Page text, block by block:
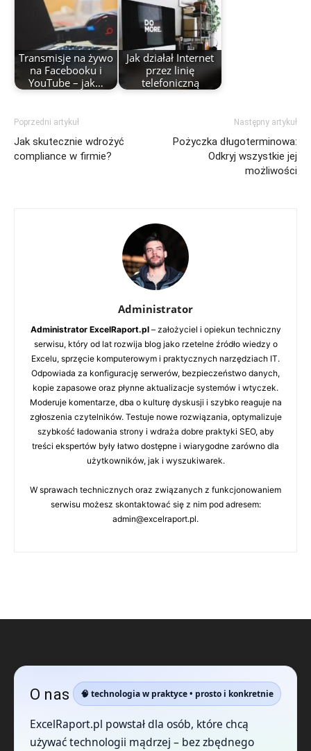
Transmisje na żywo
na Facebooku i
YouTube – jak…
Jak działał Internet
przez linię
telefoniczną
Poprzedni artykuł
Jak skutecznie wdrożyć
compliance w firmie?
Następny artykuł
Pożyczka długoterminowa:
Odkryj wszystkie jej
możliwości
Administrator
Administrator ExcelRaport.pl– założyciel i opiekun techniczny
serwisu, który od lat rozwija blog jako rzetelne źródło wiedzy o
Excelu, sprzęcie komputerowym i praktycznych narzędziach IT.
Odpowiada za konfigurację serwerów, bezpieczeństwo danych,
kopie zapasowe oraz płynne aktualizacje systemów i wtyczek.
Moderuje komentarze, dba o kulturę dyskusji i szybko reaguje na
zgłoszenia czytelników. Testuje nowe rozwiązania, optymalizuje
szybkość ładowania strony i wdraża dobre praktyki SEO, aby
treści ekspertów były łatwo dostępne i wiarygodne zarówno dla
użytkowników, jak i wyszukiwarek.
W sprawach technicznych oraz związanych z funkcjonowaniem
serwisu możesz skontaktować się z nim pod adresem:
admin@excelraport.pl.
O nas 🧠 technologia w praktyce • prosto i konkretnie
ExcelRaport.pl powstał dla osób, które chcą
używać technologii mądrzej – bez zbędnego